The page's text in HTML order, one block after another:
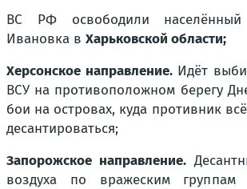
ВС РФ освободили
Ивановка в Харьковской области;
Херсонское направление.Идёт
ВСУ на противоположном берегу
бои на островах, куда противник
десантироваться;
Запорожское направление.
воздуха по вражеским